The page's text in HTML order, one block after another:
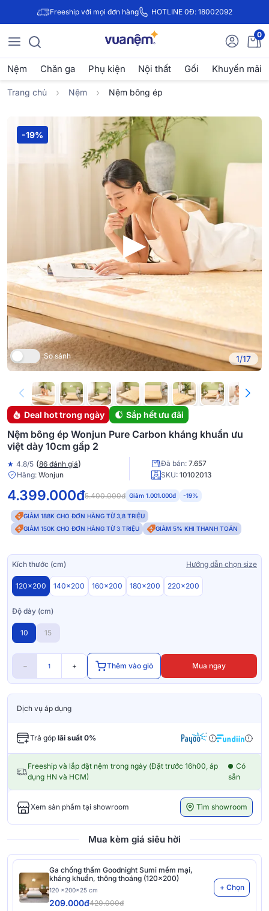
Freeship với mọi đơn hàng HOTLINE 0Đ: 18002092
0
Nệm Chăn ga Phụ kiện Nội thất Gối Khuyến mãi
Trang chủ Nệm Nệm bông ép
-19%
So sánh 1/17
▶
Deal hot trong ngày Sắp hết ưu đãi
Nệm bông ép Wonjun Pure Carbon kháng khuẩn ưu
việt dày 10cm gấp 2
★ 4.8/5 (86 đánh giá) Đã bán: 7.657
Hãng: Wonjun SKU: 10102013
4.399.000đ5.400.000đ Giảm 1.001.000đ -19%
GIẢM 188K CHO ĐƠN HÀNG TỪ 3,8 TRIỆU
GIẢM 150K CHO ĐƠN HÀNG TỪ 3 TRIỆU
GIẢM 5% KHI THANH TOÁN
Kích thước (cm) Hướng dẫn chọn size
120x200 140x200 160x200 180x200 220x200
Độ dày (cm)
10 15
− + Thêm vào giỏ Mua ngay
Dịch vụ áp dụng
Trả góp lãi suất 0%
Freeship và lắp đặt nệm trong ngày (Đặt trước 16h00, áp
dụng HN và HCM)
Có
sẵn
Xem sản phẩm tại showroom Tìm showroom
Mua kèm giá siêu hời
Ga chống thấm Goodnight Sumi mềm mại,
kháng khuẩn, thông thoáng (120x200)
120 x200x25 cm
209.000đ420.000đ
+ Chọn